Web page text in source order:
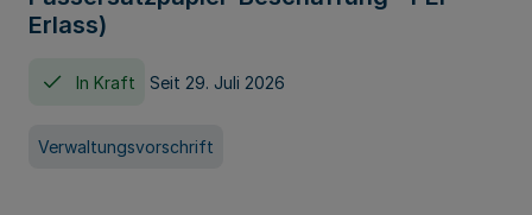
Erlass)
In Kraft Seit 29. Juli 2026
Verwaltungsvorschrift